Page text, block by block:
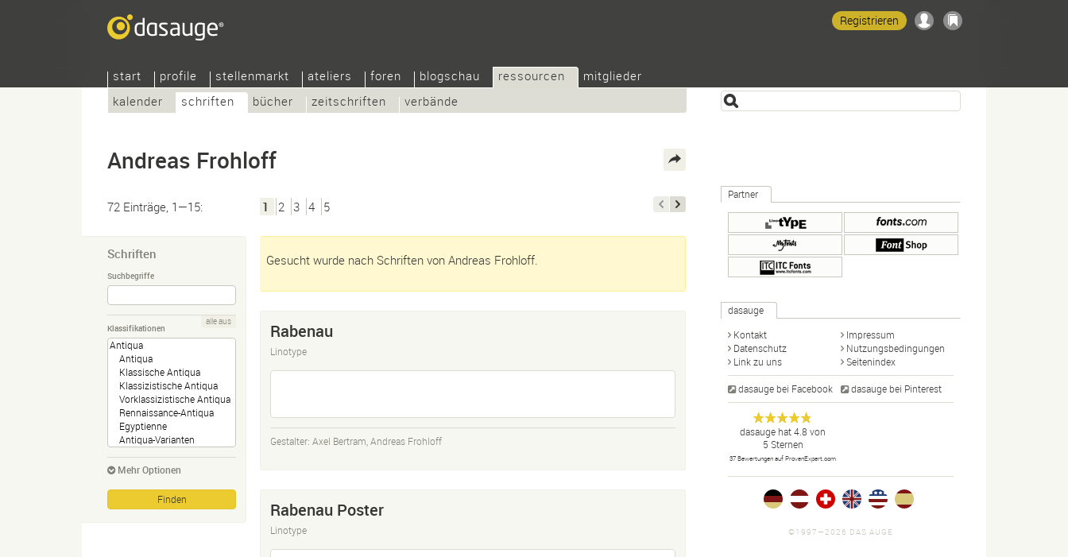
start profile stellenmarkt ateliers foren blogschau
ressourcen
kalender
schriften bücher zeitschriften verbände
mitglieder
Registrieren
Andreas Frohloff
72 Einträge, 1—15: 1 2 3 4 5
Schriften
Suchbegriffe
Klassifikationen
alle aus
Mehr Optionen
Gesucht wurde nach Schriften von Andreas Frohloff.
Rabenau
Linotype
Gestalter: Axel Bertram Andreas Frohloff
Rabenau Poster
Linotype
Partner
dasauge
Kontakt
Impressum
Datenschutz
Nutzungsbedingungen
Link zu uns
Seitenindex
dasauge bei Facebook dasauge bei Pinterest
dasauge
Designer,
Fotografen,
Agenturen,
Portfolios
und Jobs.
Anonym
dasauge hat4.8 von
5 Sternen
37 Bewertungen auf ProvenExpert.com
©1997—2026 DAS AUGE